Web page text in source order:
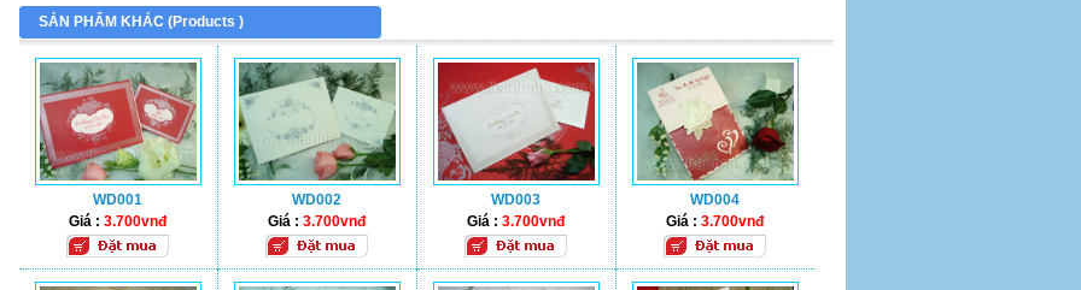
SẢN PHẨM KHÁC (Products )
WD001
Giá : 3.700vnđ
WD002
Giá : 3.700vnđ
WD003
Giá : 3.700vnđ
WD004
Giá : 3.700vnđ